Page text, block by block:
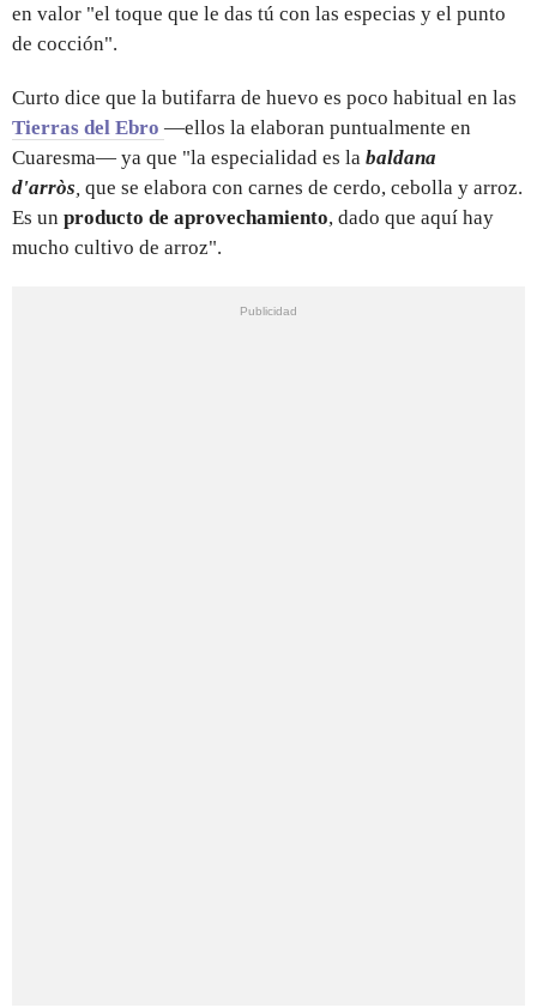
en valor "el toque que le das tú con las especias y el punto
de cocción".
Curto dice que la butifarra de huevo es poco habitual en las
Tierras del Ebro —ellos la elaboran puntualmente en
Cuaresma— ya que "la especialidad es la baldana
d'arròs, que se elabora con carnes de cerdo, cebolla y arroz.
Es un producto de aprovechamiento, dado que aquí hay
mucho cultivo de arroz".